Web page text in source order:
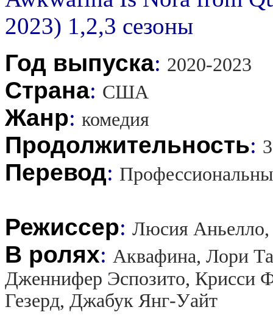
Год выпуска: 2020-2023
Страна: США
Жанр: комедия
Продолжительность:
Перевод:
Режиссер: Люсия
В ролях: Аквафина, Лори
Дженнифер Эспозито, Крисси
Гезерд, Джабук Янг-Уайт